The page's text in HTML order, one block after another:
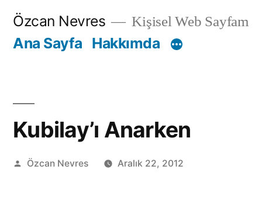
İçeriğe
Özcan Nevres Kişisel Web Sayfam
Ana Sayfa Hakkımda
Kubilay’ı Anarken
Gönderen:
Özcan Nevres Aralık 22, 2012